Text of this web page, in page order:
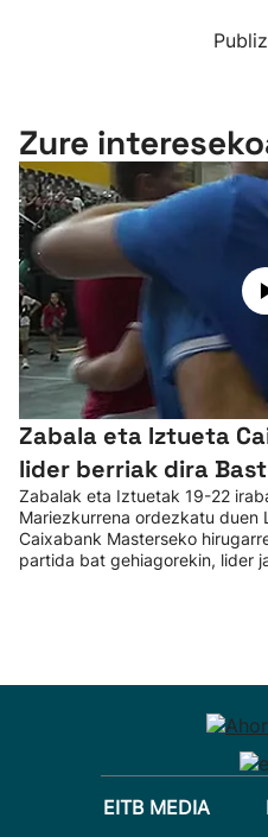
Zure
Zabala eta Iztueta
lider berriak dira
Zabalak eta Iztuetak 19-22
Mariezkurrena ordezkatu duen
Caixabank Masterseko
partida bat gehiagorekin, lider
EITB MEDIA